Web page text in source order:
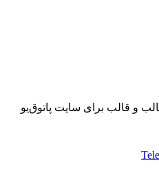
و قالب برای سایت پاتوق‌یو